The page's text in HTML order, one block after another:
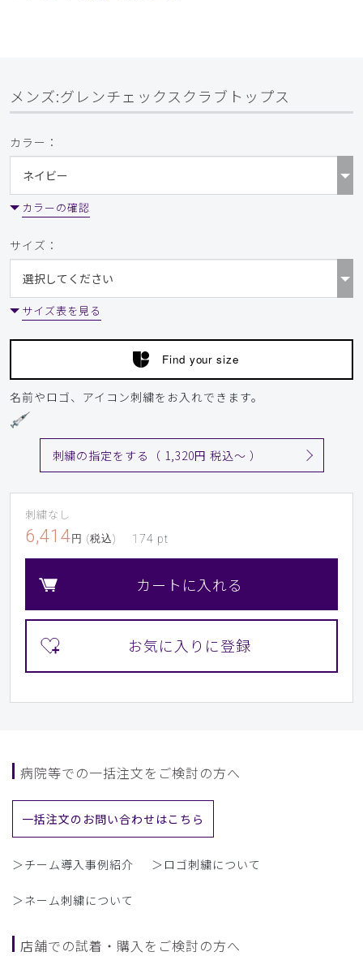
メンズ:グレンチェックスクラブトップス
カラー：
カラーの確認
サイズ：
サイズ表を見る
Find your size
名前やロゴ、アイコン刺繍をお入れできます。
刺繍の指定をする（ 1,320円 税込〜 ）
刺繍なし
6,414円 (税込) 174 pt
カートに入れる
病院等での一括注文をご検討の方へ
一括注文のお問い合わせはこちら
＞チーム導入事例紹介 ＞ロゴ刺繍について
＞ネーム刺繍について
店舗での試着・購入をご検討の方へ